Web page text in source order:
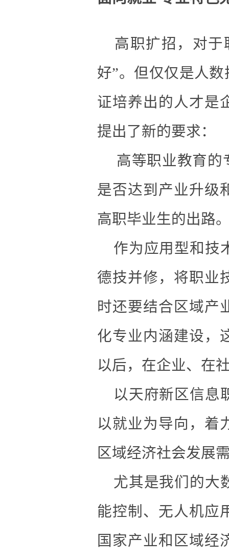
高职扩招，对于
好”。但仅仅是人
证培养出的人才是
提出了新的要求：
高等职业教育的
是否达到产业升级
高职毕业生的出路
作为应用型和技
德技并修，将职业
时还要结合区域产
化专业内涵建设，
以后，在企业、在
以天府新区信息
以就业为导向，着
区域经济社会发展
尤其是我们的大
能控制、无人机应
国家产业和区域经